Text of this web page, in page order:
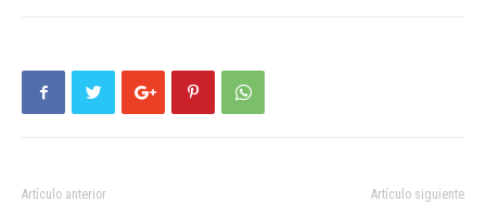
Artículo anterior Artículo siguiente